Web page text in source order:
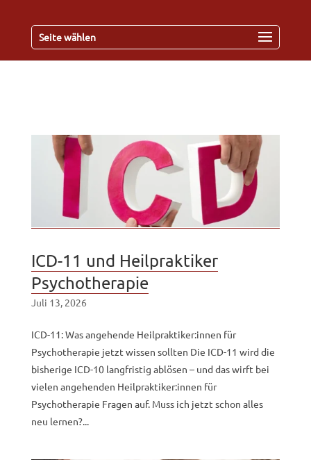
Seite wählen
ICD-11 und Heilpraktiker
Psychotherapie
Juli 13, 2026
ICD-11: Was angehende Heilpraktiker:innen für
Psychotherapie jetzt wissen sollten Die ICD-11 wird die
bisherige ICD-10 langfristig ablösen – und das wirft bei
vielen angehenden Heilpraktiker:innen für
Psychotherapie Fragen auf. Muss ich jetzt schon alles
neu lernen?...